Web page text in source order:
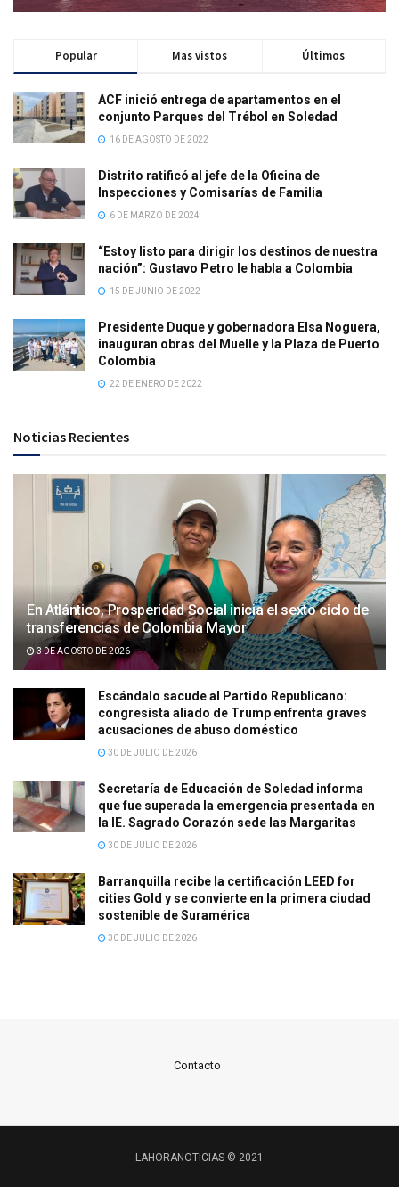
Popular Mas vistos Últimos
ACF inició entrega de apartamentos en el
conjunto Parques del Trébol en Soledad
16 DE AGOSTO DE 2022
Distrito ratificó al jefe de la Oficina de
Inspecciones y Comisarías de Familia
6 DE MARZO DE 2024
“Estoy listo para dirigir los destinos de nuestra
nación”: Gustavo Petro le habla a Colombia
15 DE JUNIO DE 2022
Presidente Duque y gobernadora Elsa Noguera,
inauguran obras del Muelle y la Plaza de Puerto
Colombia
22 DE ENERO DE 2022
Noticias Recientes
En Atlántico, Prosperidad Social inicia el sexto ciclo de
transferencias de Colombia Mayor
3 DE AGOSTO DE 2026
Escándalo sacude al Partido Republicano:
congresista aliado de Trump enfrenta graves
acusaciones de abuso doméstico
30 DE JULIO DE 2026
Secretaría de Educación de Soledad informa
que fue superada la emergencia presentada en
la IE. Sagrado Corazón sede las Margaritas
30 DE JULIO DE 2026
Barranquilla recibe la certificación LEED for
cities Gold y se convierte en la primera ciudad
sostenible de Suramérica
30 DE JULIO DE 2026
Contacto
LAHORANOTICIAS © 2021